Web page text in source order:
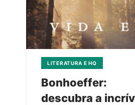
LITERATURA E HQ
Bonhoeffer:
descubra a